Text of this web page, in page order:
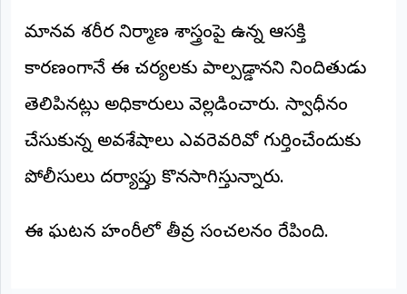
©
NTODAY
ప్రతి
ప్రజల
మానవ శరీర నిర్మాణ శాస్త్రంపై ఉన్న ఆసక్తి
కారణంగానే ఈ చర్యలకు పాల్పడ్డానని నిందితుడు
తెలిపినట్లు అధికారులు వెల్లడించారు. స్వాధీనం
చేసుకున్న అవశేషాలు ఎవరెవరివో గుర్తించేందుకు
పోలీసులు దర్యాప్తు కొనసాగిస్తున్నారు.
ఈ ఘటన హంగేరీలో తీవ్ర సంచలనం రేపింది.